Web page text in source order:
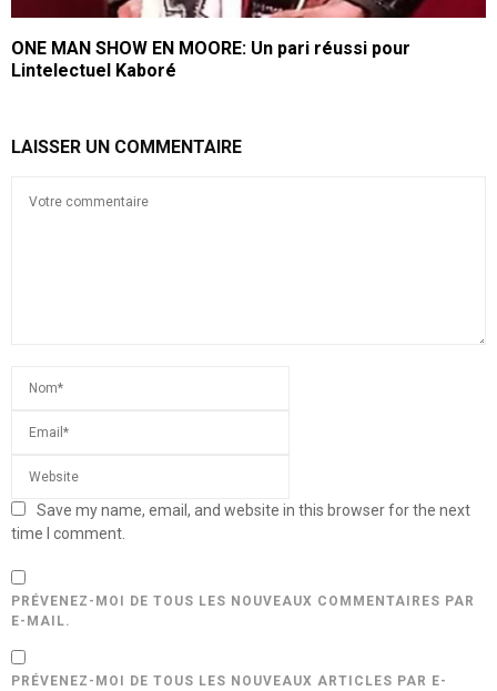
ONE MAN SHOW EN MOORE: Un pari réussi pour
Lintelectuel Kaboré
LAISSER UN COMMENTAIRE
Save my name, email, and website in this browser for the next
time I comment.
PRÉVENEZ-MOI DE TOUS LES NOUVEAUX COMMENTAIRES PAR
E-MAIL.
PRÉVENEZ-MOI DE TOUS LES NOUVEAUX ARTICLES PAR E-